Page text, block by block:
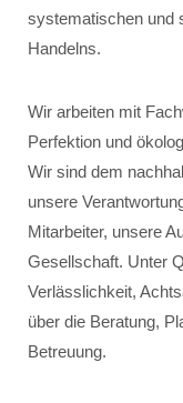
systematischen und
Handelns.
Wir arbeiten mit
Perfektion und
Wir sind dem
unsere
Mitarbeiter, unsere
Gesellschaft. Unter
Verlässlichkeit,
über die Beratung,
Betreuung.